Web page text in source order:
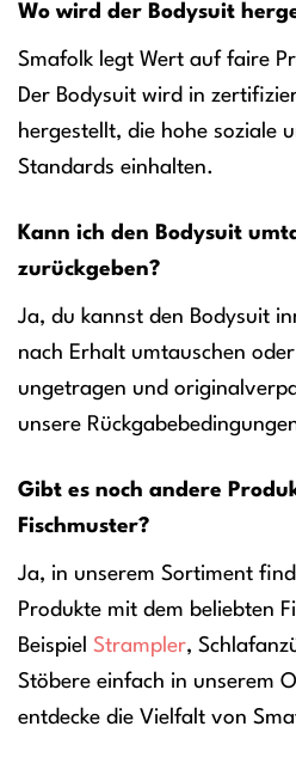
Wo wird der Bodysuit
Smafolk legt Wert auf faire
Der Bodysuit wird in
hergestellt, die hohe soziale
Standards einhalten.
Kann ich den Bodysuit
zurückgeben?
Ja, du kannst den Bodysuit
nach Erhalt umtauschen
ungetragen und
unsere
Gibt es noch andere
Fischmuster?
Ja, in unserem Sortiment
Produkte mit dem beliebten
Beispiel Strampler,
Stöbere einfach in unserem
entdecke die Vielfalt von